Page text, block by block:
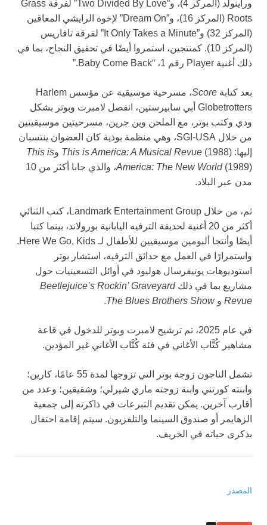
وراينولد (المركز 4)، و”Two Divided By Love” لفرقة Grass
Roots (المركز 16)، و”Dream On” لإخوة الرايشي المعاقين
(المركز 32) و”It Only Takes a Minute” لفرقة تافاريس
(المركز 10). كمنتجين، استمروا أيضًا في تحقيق النجاح، بما في
ذلك أغنية Player رقم 1، “Baby Come Back.”
بعد كتابة Score
، مسرحية موسيقية عن مؤسس Harlem
Globetrotters أبي سابيرستين، انفصل لامبرت وبوتر بشكل
ودي وكتب بوتر، مع الملحن وين جرين، مسرحيتين موسيقيتين
من خلال SGI-USA، وهي منظمة بوذية كان العضوان ينتسبان
إليها:
This is America: A Musical Revue (1988) و
This is
America: The New World
(1989)، والذي جابا أكثر من 10
مدن عبر البلاد.
ثم، من خلال Landmark Entertainment Group، كتب الثنائي
أكثر من 20 أغنية لحديقة الترفيه اليابانية بورولاند، بينما كتبا
أيضًا وأنتجا ألبومين موسيقيين للأطفال لـ Here We Go, Kids.
واستمرارًا في العمل مع حدائق الترفيه، استشار بوتر
استوديوهات يونيفرسال هوليود في أوائل التسعينيات حول
مشاريع بما في ذلكBeetlejuice’s Rockin’ Graveyard
Revue وThe Blues Brothers Show
.
في عام 2025، تم ترشيح لامبرت وبوتر للدخول في قاعة
مشاهير كُتَّاب الأغاني في فئة كُتَّاب الأغاني غير المؤدين.
تشمل الناجون زوجة بوتر التي تزوجها لمدة 55 عامًا، كارين؛
وابنته كورتني وابنة زوجته ماري شيرلي؛ وشقيقين؛ وعدد من
أقارب آخرين. يمكن تقديم التبرعات في ذاكرته إلى جمعية
الزهايمر أو صندوق السينما والتلفزيون. سيتم إقامة احتفال
بذكرى حياته في الخريف.
المصدر